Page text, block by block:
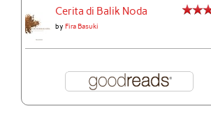
Cerita di Balik Noda
byFira Basuki